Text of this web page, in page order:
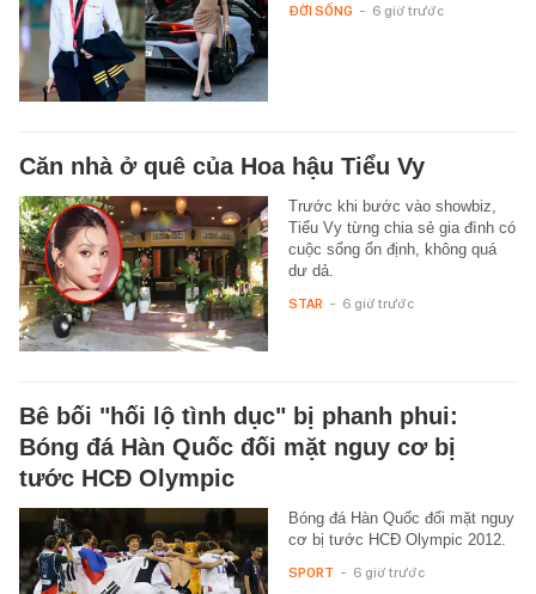
ĐỜI SỐNG - 6 giờ trước
Căn nhà ở quê của Hoa hậu Tiểu Vy
Trước khi bước vào showbiz,
Tiểu Vy từng chia sẻ gia đình có
cuộc sống ổn định, không quá
dư dả.
STAR - 6 giờ trước
Bê bối "hối lộ tình dục" bị phanh phui:
Bóng đá Hàn Quốc đối mặt nguy cơ bị
tước HCĐ Olympic
Bóng đá Hàn Quốc đối mặt nguy
cơ bị tước HCĐ Olympic 2012.
SPORT - 6 giờ trước